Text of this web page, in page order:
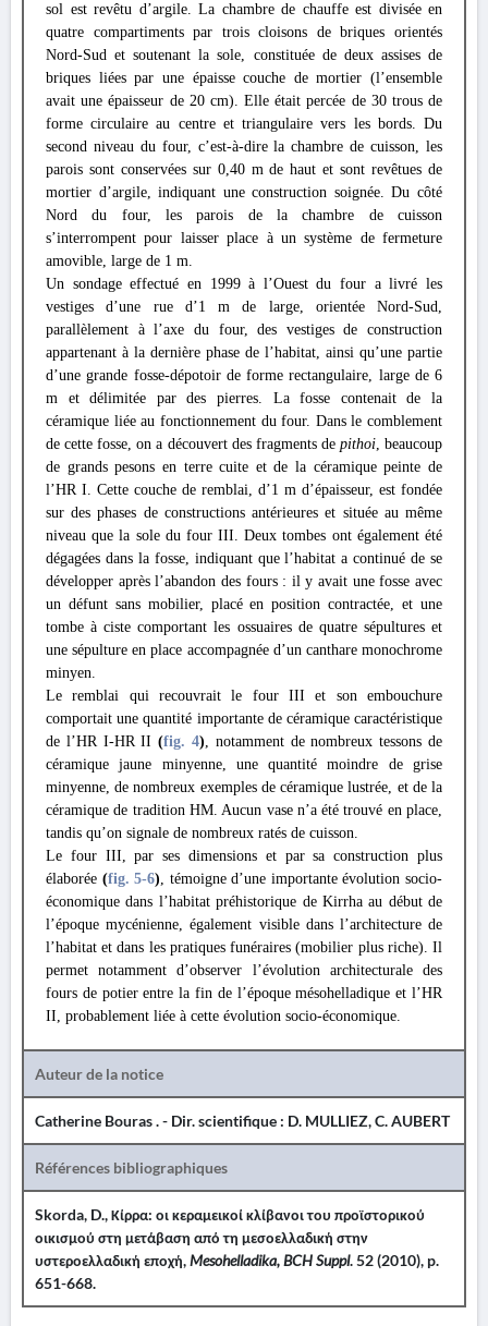
sol est revêtu d’argile. La chambre de chauffe est divisée en
quatre compartiments par trois cloisons de briques orientés
Nord-Sud et soutenant la sole, constituée de deux assises de
briques liées par une épaisse couche de mortier (l’ensemble
avait une épaisseur de 20 cm). Elle était percée de 30 trous de
forme circulaire au centre et triangulaire vers les bords. Du
second niveau du four, c’est-à-dire la chambre de cuisson, les
parois sont conservées sur 0,40 m de haut et sont revêtues de
mortier d’argile, indiquant une construction soignée. Du côté
Nord du four, les parois de la chambre de cuisson
s’interrompent pour laisser place à un système de fermeture
amovible, large de 1 m.
Un sondage effectué en 1999 à l’Ouest du four a livré les
vestiges d’une rue d’1 m de large, orientée Nord-Sud,
parallèlement à l’axe du four, des vestiges de construction
appartenant à la dernière phase de l’habitat, ainsi qu’une partie
d’une grande fosse-dépotoir de forme rectangulaire, large de 6
m et délimitée par des pierres. La fosse contenait de la
céramique liée au fonctionnement du four. Dans le comblement
de cette fosse, on a découvert des fragments de pithoi, beaucoup
de grands pesons en terre cuite et de la céramique peinte de
l’HR I. Cette couche de remblai, d’1 m d’épaisseur, est fondée
sur des phases de constructions antérieures et située au même
niveau que la sole du four III. Deux tombes ont également été
dégagées dans la fosse, indiquant que l’habitat a continué de se
développer après l’abandon des fours : il y avait une fosse avec
un défunt sans mobilier, placé en position contractée, et une
tombe à ciste comportant les ossuaires de quatre sépultures et
une sépulture en place accompagnée d’un canthare monochrome
minyen.
Le remblai qui recouvrait le four III et son embouchure
comportait une quantité importante de céramique caractéristique
de l’HR I-HR II(fig. 4), notamment de nombreux tessons de
céramique jaune minyenne, une quantité moindre de grise
minyenne, de nombreux exemples de céramique lustrée, et de la
céramique de tradition HM. Aucun vase n’a été trouvé en place,
tandis qu’on signale de nombreux ratés de cuisson.
Le four III, par ses dimensions et par sa construction plus
élaborée (fig. 5-6), témoigne d’une importante évolution socio-
économique dans l’habitat préhistorique de Kirrha au début de
l’époque mycénienne, également visible dans l’architecture de
l’habitat et dans les pratiques funéraires (mobilier plus riche). Il
permet notamment d’observer l’évolution architecturale des
fours de potier entre la fin de l’époque mésohelladique et l’HR
II, probablement liée à cette évolution socio-économique.
Auteur de la notice
Catherine Bouras . - Dir. scientifique : D. MULLIEZ, C. AUBERT
Références bibliographiques
Skorda, D., Κίρρα: οι κεραμεικοί κλίβανοι του προϊστορικού
οικισμού στη μετάβαση από τη μεσοελλαδική στην
υστεροελλαδική εποχή,Mesohelladika, BCHSuppl. 52 (2010), p.
651-668.